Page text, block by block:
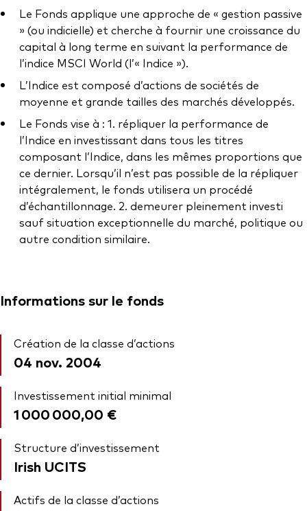
Gérance des placements
Le Fonds applique une approche de « gestion passive
» (ou indicielle) et cherche à fournir une croissance du
capital à long terme en suivant la performance de
l’indice MSCI World (l’« Indice »).
L’Indice est composé d’actions de sociétés de
moyenne et grande tailles des marchés développés.
Le Fonds vise à : 1. répliquer la performance de
l’Indice en investissant dans tous les titres
composant l’Indice, dans les mêmes proportions que
ce dernier. Lorsqu’il n’est pas possible de la répliquer
intégralement, le fonds utilisera un procédé
d’échantillonnage. 2. demeurer pleinement investi
sauf situation exceptionnelle du marché, politique ou
autre condition similaire.
Informations sur le fonds
Création de la classe d’actions
04 nov. 2004
Investissement initial minimal
1 000 000,00 €
Structure d’investissement
Irish UCITS
Actifs de la classe d’actions